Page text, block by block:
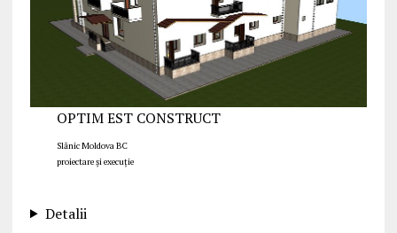
OPTIM EST CONSTRUCT
Slănic Moldova BC
proiectare și execuție
Detalii